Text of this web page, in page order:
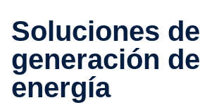
Soluciones de
genera­ción de
energía